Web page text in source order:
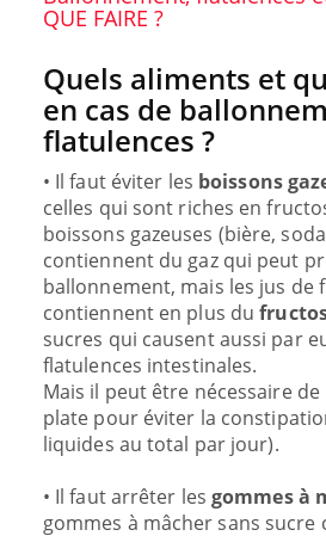
QUE FAIRE ?
Quels aliments et
en cas de
flatulences ?
• Il faut éviter les boissons
celles qui sont riches en
boissons gazeuses (bière,
contiennent du gaz qui peut
ballonnement, mais les jus de
contiennent en plus du
sucres qui causent aussi par
flatulences intestinales.
Mais il peut être nécessaire de
plate pour éviter la
liquides au total par jour).
• Il faut arrêter lesgommes à
gommes à mâcher sans